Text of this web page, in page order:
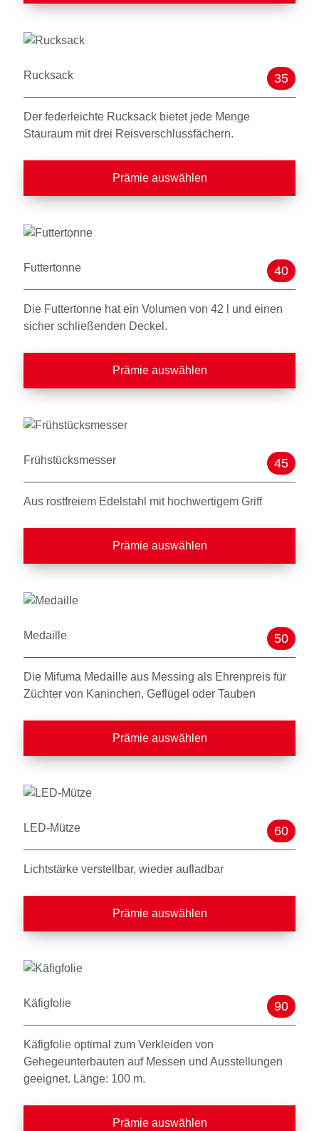
Rucksack 35
Der federleichte Rucksack bietet jede Menge
Stauraum mit drei Reisverschlussfächern.
Prämie auswählen
Futtertonne 40
Die Futtertonne hat ein Volumen von 42 l und einen
sicher schließenden Deckel.
Prämie auswählen
Frühstücksmesser 45
Aus rostfreiem Edelstahl mit hochwertigem Griff
Prämie auswählen
Medaille 50
Die Mifuma Medaille aus Messing als Ehrenpreis für
Züchter von Kaninchen, Geflügel oder Tauben
Prämie auswählen
LED-Mütze 60
Lichtstärke verstellbar, wieder aufladbar
Prämie auswählen
Käfigfolie 90
Käfigfolie optimal zum Verkleiden von
Gehegeunterbauten auf Messen und Ausstellungen
geeignet. Länge: 100 m.
Prämie auswählen